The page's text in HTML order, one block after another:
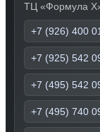
ТЦ «Формула
+7 (926) 400
+7 (925) 542
+7 (495) 542
+7 (495) 740